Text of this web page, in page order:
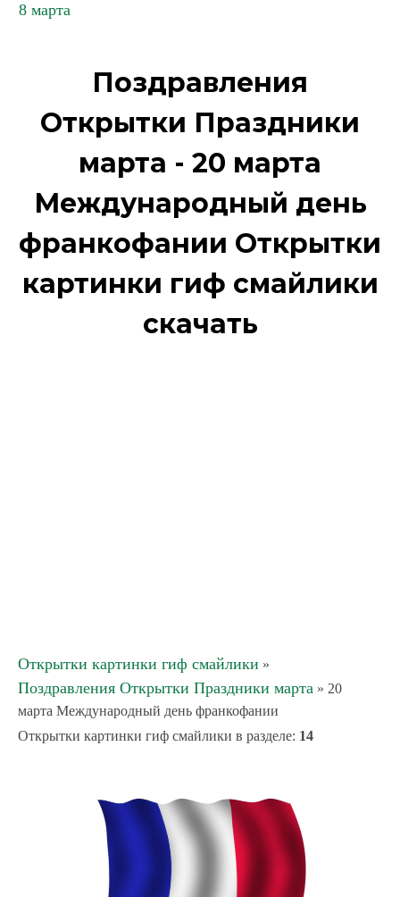
8 марта
Поздравления
Открытки Праздники
марта - 20 марта
Международный день
франкофании Открытки
картинки гиф смайлики
скачать
Открытки картинки гиф смайлики »
Поздравления Открытки Праздники марта » 20
марта Международный день франкофании
Открытки картинки гиф смайлики в разделе: 14